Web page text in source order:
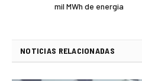
mil MWh de energia
NOTICIAS RELACIONADAS